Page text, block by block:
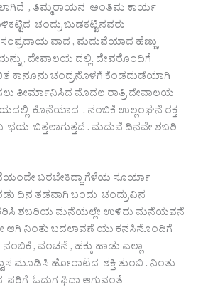
, ತಿಮ್ಮರಾಯನ ಅಂತಿಮ ಕಾರ್ಯ
ಚಂದ್ರು ಬುಡಕಟ್ಟಿನವರು
ವಾದ , ಮದುವೆಯಾದ ಹೆಣ್ಣು
, ದೇವಾಲಯ ದಲ್ಲಿ. ದೇವರೊಂದಿಗೆ
ಕಾನೂನು ಚಂದ್ರನೊಳಗೆ ಕೆಂಡದುಡೆಯಾಗಿ
ತೀರ್ಮಾನಿಸಿದ ಮೊದಲ ರಾತ್ರಿ ದೇವಾಲಯ
ಕೊನೆಯಾದ . ನಂಬಿಕೆ ಉಲ್ಲಂಘನೆ ರಕ್ತ
ಬಿತ್ತಲಾಗುತ್ತದೆ . ಮದುವೆ ದಿನವೇ ಶಬರಿ
ಬರಬೇಕಿದ್ದಾ ಗೆಳೆಯ ಸೂರ್ಯಾ
ದಿನ ತಡವಾಗಿ ಬಂದು ಚಂದ್ರುವಿನ
ಶಬರಿಯ ಮನೆಯಲ್ಲೇ ಉಳಿದು ಮನೆಯವನೆ
ಆಗಿ ನಿಂತು ಬದಲಾವಣೆ ಯು ಕನಸಿನೊಂದಿಗೆ
ನಂಬಿಕೆ , ವಂಚನೆ , ಹಕ್ಕು ಹಾಡು ಎಲ್ಲಾ
ಮೂಡಿಸಿ ಹೋರಾಟದ ಶಕ್ತಿ ತುಂಬಿ . ನಿಂತು
ಓದುಗ ಫಿದಾ ಆಗುವಂತೆ